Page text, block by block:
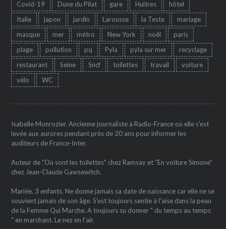
Covid-19
Dune du Pilat gare Huîtres
hôtel
Italie
japon jardin Larousse la Teste
mariage
masque
mer métro New York noêl
paris
plage
pollution pq Pyla pyla sur mer
recyclage
restaurant
Seine Sncf toilettes travail
voiture
vélo
WC
Isabelle Monrozier. Ancienne journaliste à Radio-France où elle s'est
levée aux aurores pendant près de 20 ans pour informer les
auditeurs de France-Inter.
Auteur de "Où sont les toilettes" chez Ramsay et "En voiture Simone"
chez Jean-Claude Gawsewitch.
Mariée, 3 enfants. Ne donne jamais sa date de naissance car elle ne se
souvient jamais de son âge. S'est toujours sentie à l'aise dans la peau
de la Femme Qui Marche. A toujours su donner " du temps au temps
" en marchant. Le nez en l'air.